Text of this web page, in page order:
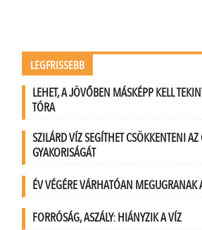
LEGFRISSEBB
LEHET, A JÖVŐBEN MÁSKÉPP KELL
TÓRA
SZILÁRD VÍZ SEGÍTHET CSÖKKENTENI
GYAKORISÁGÁT
ÉV VÉGÉRE VÁRHATÓAN MEGUGRANAK
FORRÓSÁG, ASZÁLY: HIÁNYZIK A VÍZ